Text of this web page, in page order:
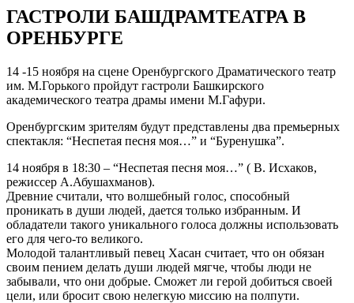
ГАСТРОЛИ БАШДРАМТЕАТРА В
ОРЕНБУРГЕ
14 -15 ноября на сцене Оренбургского Драматического театр
им. М.Горького пройдут гастроли Башкирского
академического театра драмы имени М.Гафури.
Оренбургским зрителям будут представлены два премьерных
спектакля: “Неспетая песня моя…” и “Буренушка”.
14 ноября в 18:30 – “Неспетая песня моя…” ( В. Исхаков,
режиссер А.Абушахманов).
Древние считали, что волшебный голос, способный
проникать в души людей, дается только избранным. И
обладатели такого уникального голоса должны использовать
его для чего-то великого.
Молодой талантливый певец Хасан считает, что он обязан
своим пением делать души людей мягче, чтобы люди не
забывали, что они добрые. Сможет ли герой добиться своей
цели, или бросит свою нелегкую миссию на полпути.